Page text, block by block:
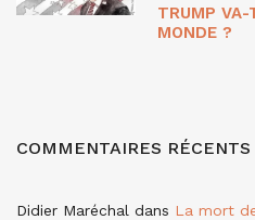
TRUMP VA-
MONDE ?
COMMENTAIRES RÉCENTS
Didier Maréchal dans La mort